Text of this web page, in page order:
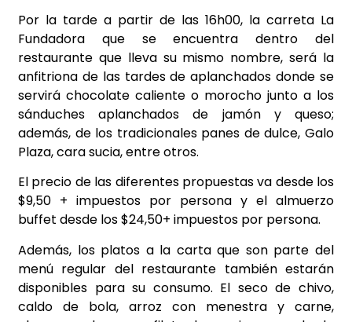
Por la tarde a partir de las 16h00, la carreta La
Fundadora que se encuentra dentro del
restaurante que lleva su mismo nombre, será la
anfitriona de las tardes de aplanchados donde se
servirá chocolate caliente o morocho junto a los
sánduches aplanchados de jamón y queso;
además, de los tradicionales panes de dulce, Galo
Plaza, cara sucia, entre otros.
El precio de las diferentes propuestas va desde los
$9,50 + impuestos por persona y el almuerzo
buffet desde los $24,50+ impuestos por persona.
Además, los platos a la carta que son parte del
menú regular del restaurante también estarán
disponibles para su consumo. El seco de chivo,
caldo de bola, arroz con menestra y carne,